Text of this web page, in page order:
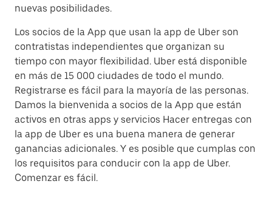
nuevas posibilidades.
Los socios de la App que usan la app de Uber son
contratistas independientes que organizan su
tiempo con mayor flexibilidad. Uber está disponible
en más de 15 000 ciudades de todo el mundo.
Registrarse es fácil para la mayoría de las personas.
Damos la bienvenida a socios de la App que están
activos en otras apps y servicios Hacer entregas con
la app de Uber es una buena manera de generar
ganancias adicionales. Y es posible que cumplas con
los requisitos para conducir con la app de Uber.
Comenzar es fácil.